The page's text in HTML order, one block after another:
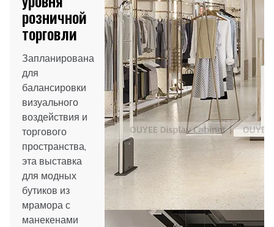
розничной
торговли
Запланирована
для
балансировки
визуального
воздействия и
торгового
пространства,
эта выставка
для модных
бутиков из
мрамора с
манекенами